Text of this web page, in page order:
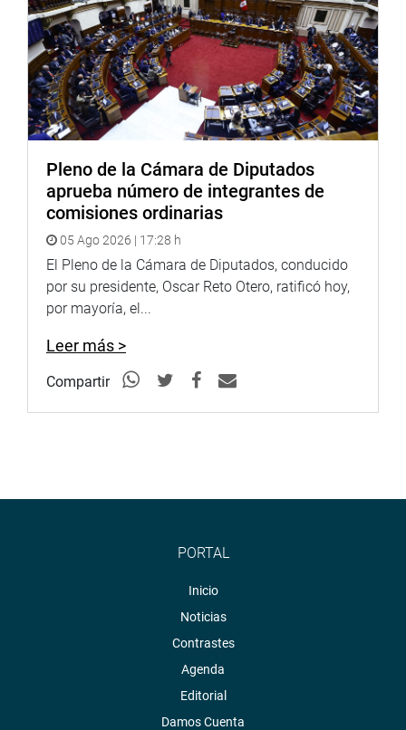
Pleno de la Cámara de Diputados
aprueba número de integrantes de
comisiones ordinarias
05 Ago 2026 | 17:28 h
El Pleno de la Cámara de Diputados, conducido
por su presidente, Oscar Reto Otero, ratificó hoy,
por mayoría, el...
Leer más >
Compartir
PORTAL
Inicio
Noticias
Contrastes
Agenda
Editorial
Damos Cuenta